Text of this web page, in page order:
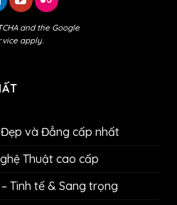
and the Google
apply.
và Đẳng cấp nhất
Thuật cao cấp
Tinh tế & Sang trọng